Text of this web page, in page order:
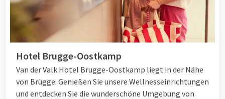
Hotel Brugge-Oostkamp
Van der Valk Hotel Brugge-Oostkamp liegt in der Nähe
von Brügge. Genießen Sie unsere Wellnesseinrichtungen
und entdecken Sie die wunderschöne Umgebung von